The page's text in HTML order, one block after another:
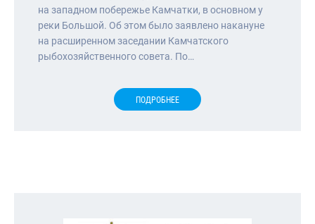
на западном побережье Камчатки, в основном у
реки Большой. Об этом было заявлено накануне
на расширенном заседании Камчатского
рыбохозяйственного совета. По…
ПОДРОБНЕЕ